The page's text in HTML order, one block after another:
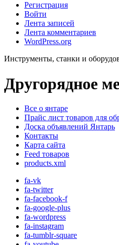
Регистрация
Войти
Лента записей
Лента комментариев
WordPress.org
Инструменты, станки и
Другорядное
Все о янтаре
Прайс лист товаров для
Доска объявлений Янтарь
Контакты
Карта сайта
Feed товаров
products.xml
fa-vk
fa-twitter
fa-facebook-f
fa-google-plus
fa-wordpress
fa-instagram
fa-tumblr-square